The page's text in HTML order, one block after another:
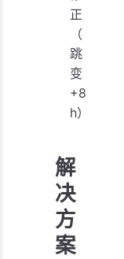
正
（
跳
变
+8
h）
解
决
方
案